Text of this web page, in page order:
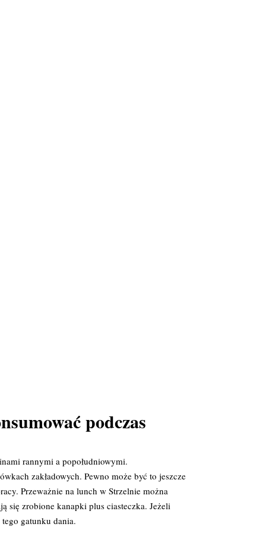
podczas
rannymi a popołudniowymi.
zakładowych. Pewno może być to jeszcze
Przeważnie na lunch w Strzelnie można
się zrobione kanapki plus ciasteczka. Jeżeli
gatunku dania.